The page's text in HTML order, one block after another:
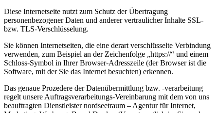
Diese Internetseite nutzt zum Schutz der Übertragung
personenbezogener Daten und anderer vertraulicher Inhalte SSL-
bzw. TLS-Verschlüsselung.
Sie können Internetseiten, die eine derart verschlüsselte Verbindung
verwenden, zum Beispiel an der Zeichenfolge „https://“ und einem
Schloss-Symbol in Ihrer Browser-Adresszeile (der Browser ist die
Software, mit der Sie das Internet besuchten) erkennen.
Das genaue Prozedere der Datenübermittlung bzw. -verarbeitung
regelt unsere Auftragsverarbeitungs-Vereinbarung mit dem von uns
beauftragten Dienstleister nordseetraum – Agentur für Internet,